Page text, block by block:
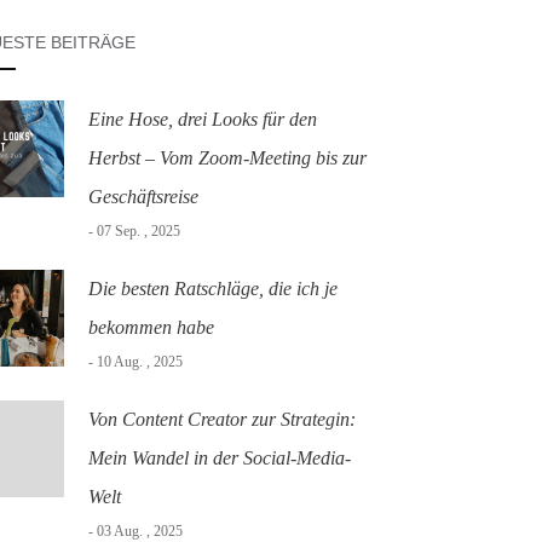
BEITRÄGE
Eine Hose, drei Looks für den
Herbst – Vom Zoom-Meeting bis zur
Geschäftsreise
- 07 Sep. , 2025
Die besten Ratschläge, die ich je
bekommen habe
- 10 Aug. , 2025
Von Content Creator zur Strategin:
Mein Wandel in der Social-Media-
Welt
- 03 Aug. , 2025